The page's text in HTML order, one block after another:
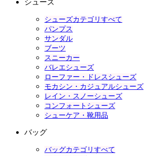
シューズ
シューズカテゴリすべて
パンプス
サンダル
ブーツ
スニーカー
バレエシューズ
ローファー・ドレスシューズ
モカシン・カジュアルシューズ
レイン・スノーシューズ
コンフォートシューズ
シューケア・靴用品
バッグ
バッグカテゴリすべて